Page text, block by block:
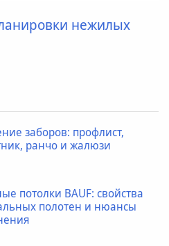
нежилых
заборов: профлист,
ранчо и жалюзи
потолки BAUF: свойства
полотен и нюансы